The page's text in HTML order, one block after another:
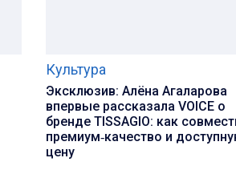
Культура
Эксклюзив: Алёна Агаларова
впервые рассказала VOICE о
бренде TISSAGIO: как
премиум‑качество и
цену